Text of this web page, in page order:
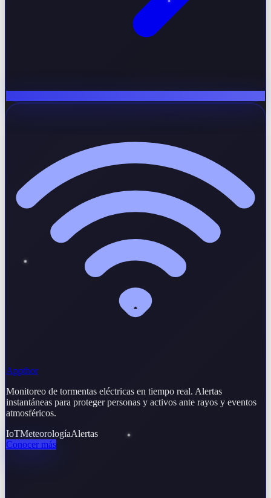
Appthor
Monitoreo de tormentas eléctricas en tiempo real. Alertas
instantáneas para proteger personas y activos ante rayos y eventos
atmosféricos.
IoTMeteorologíaAlertas
Conocer más